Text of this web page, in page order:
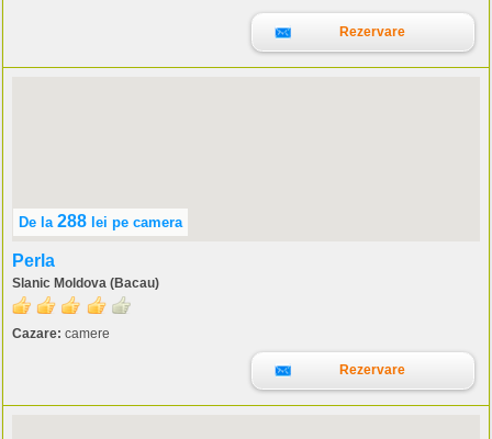
Rezervare
De la 288 lei pe camera
Perla
Slanic Moldova (Bacau)
Cazare: camere
Rezervare